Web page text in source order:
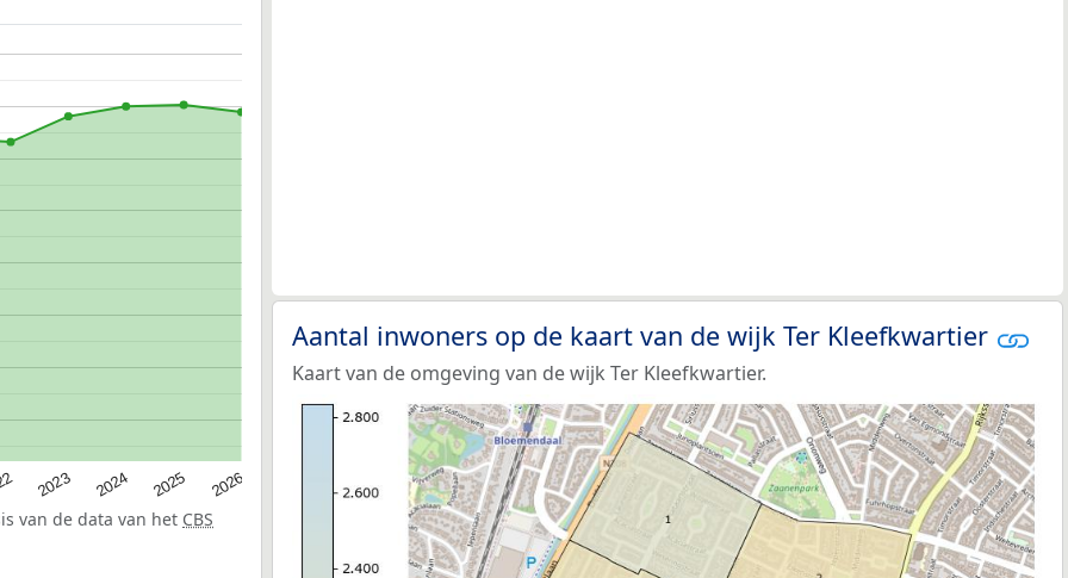
2023 2024 2025 2026
van de data van het CBS
Aantal inwoners op de kaart van de wijk Ter Kleefkwartier
Kaart van de omgeving van de wijk Ter Kleefkwartier.